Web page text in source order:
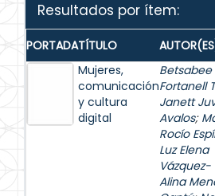
Resultados por ítem:
PORTADATÍTULO
Mujeres,
comunicación
y cultura
digital
Betsabee
Fortanell
Janett
Avalos;
Rocío
Luz Elena
Vázquez-
Alina